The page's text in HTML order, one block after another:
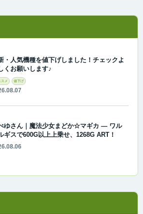
・人気機種を値下げしました！チェックよ
くお願いします♪
スメ 値下げ
ゆさん｜魔法少女まどか☆マギカ ― ワル
ギスで600G以上上乗せ、1268G ART！